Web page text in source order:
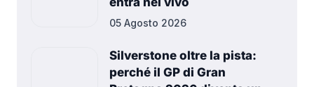
entra nel vivo
05 Agosto 2026
Silverstone oltre la pista:
perché il GP di Gran